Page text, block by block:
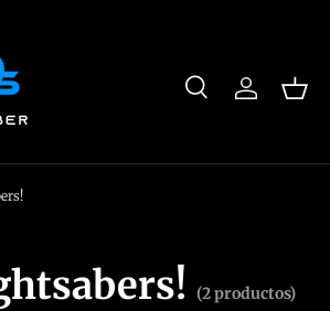
BuscarIniciar
(2 productos)